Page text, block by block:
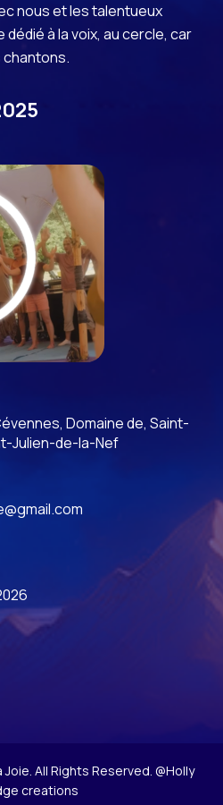
nous et les talentueux
à la voix, au cercle, car
Domaine de, Saint-
Julien-de-la-Nef
All Rights Reserved. @Holly
creations